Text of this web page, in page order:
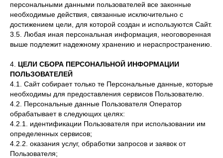
персональными данными пользователей все законные
необходимые действия, связанные исключительно с
достижением цели, для которой создан и используются Сайт.
3.5. Любая иная персональная информация, неоговоренная
выше подлежит надежному хранению и нераспространению.
4. ЦЕЛИ СБОРА ПЕРСОНАЛЬНОЙ ИНФОРМАЦИИ
ПОЛЬЗОВАТЕЛЕЙ
4.1. Сайт собирает только те Персональные данные, которые
необходимы для предоставления сервисов Пользователю.
4.2. Персональные данные Пользователя Оператор
обрабатывает в следующих целях:
4.2.1. идентификации Пользователя при использовании им
определенных сервисов;
4.2.2. оказания услуг, обработки запросов и заявок от
Пользователя;